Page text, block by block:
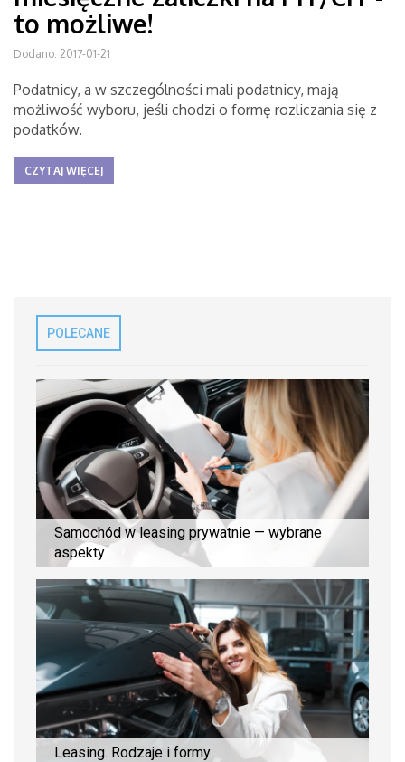
to możliwe!
Dodano: 2017-01-21
Podatnicy, a w szczególności mali podatnicy, mają
możliwość wyboru, jeśli chodzi o formę rozliczania się z
podatków.
CZYTAJ WIĘCEJ
POLECANE
Samochód w leasing prywatnie — wybrane
aspekty
Leasing. Rodzaje i formy